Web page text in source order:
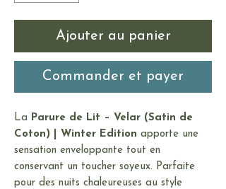
Ajouter au panier
Commander et payer
La Parure de Lit – Velar (Satin de
Coton) | Winter Edition apporte une
sensation enveloppante tout en
conservant un toucher soyeux. Parfaite
pour des nuits chaleureuses au style